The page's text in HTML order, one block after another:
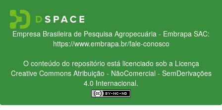
Empresa Brasileira de Pesquisa Agropecuária - Embrapa SAC:
https://www.embrapa.br/fale-conosco
O conteúdo do repositório está licenciado sob a Licença
Creative CommonsAtribuição - NãoComercial - SemDerivações
4.0 Internacional.